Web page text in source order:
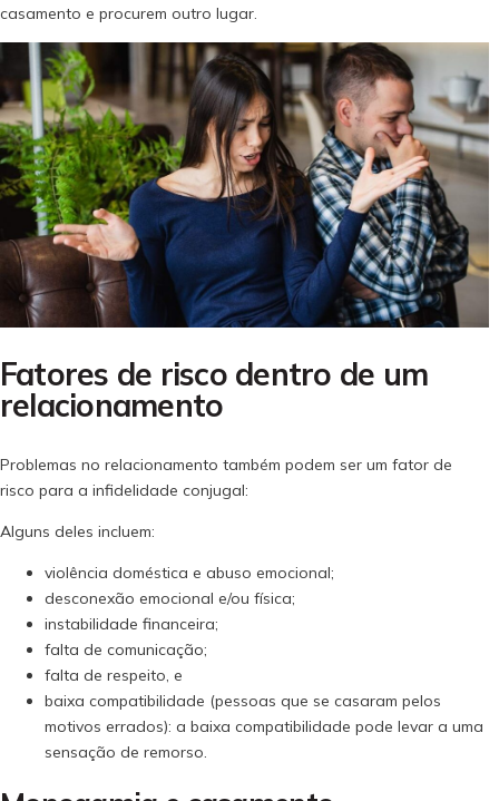
casamento e procurem outro lugar.
Fatores de risco dentro de um
relacionamento
Problemas no relacionamento também podem ser um fator de
risco para a infidelidade conjugal:
Alguns deles incluem:
violência doméstica e abuso emocional;
desconexão emocional e/ou física;
instabilidade financeira;
falta de comunicação;
falta de respeito, e
baixa compatibilidade (pessoas que se casaram pelos
motivos errados): a baixa compatibilidade pode levar a uma
sensação de remorso.